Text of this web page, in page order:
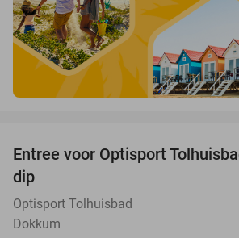
Entree voor Optisport
dip
Optisport Tolhuisbad
Dokkum